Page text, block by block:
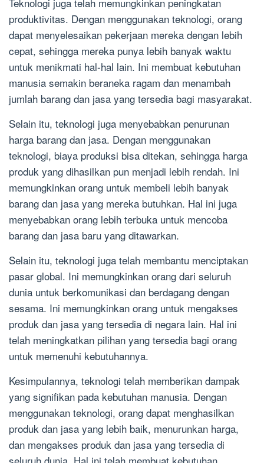
produktivitas. Dengan menggunakan teknologi, orang
dapat menyelesaikan pekerjaan mereka dengan lebih
cepat, sehingga mereka punya lebih banyak waktu
untuk menikmati hal-hal lain. Ini membuat kebutuhan
manusia semakin beraneka ragam dan menambah
jumlah barang dan jasa yang tersedia bagi masyarakat.
Selain itu, teknologi juga menyebabkan penurunan
harga barang dan jasa. Dengan menggunakan
teknologi, biaya produksi bisa ditekan, sehingga harga
produk yang dihasilkan pun menjadi lebih rendah. Ini
memungkinkan orang untuk membeli lebih banyak
barang dan jasa yang mereka butuhkan. Hal ini juga
menyebabkan orang lebih terbuka untuk mencoba
barang dan jasa baru yang ditawarkan.
Selain itu, teknologi juga telah membantu menciptakan
pasar global. Ini memungkinkan orang dari seluruh
dunia untuk berkomunikasi dan berdagang dengan
sesama. Ini memungkinkan orang untuk mengakses
produk dan jasa yang tersedia di negara lain. Hal ini
telah meningkatkan pilihan yang tersedia bagi orang
untuk memenuhi kebutuhannya.
Kesimpulannya, teknologi telah memberikan dampak
yang signifikan pada kebutuhan manusia. Dengan
menggunakan teknologi, orang dapat menghasilkan
produk dan jasa yang lebih baik, menurunkan harga,
dan mengakses produk dan jasa yang tersedia di